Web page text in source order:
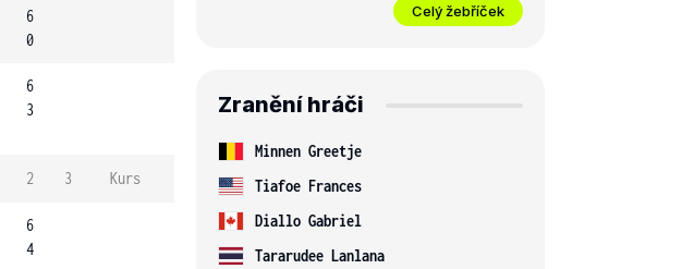
6
0
6
3
2 3 Kurs
6
4
Celý žebříček
Zranění hráči
Minnen Greetje
Tiafoe Frances
Diallo Gabriel
Tararudee Lanlana